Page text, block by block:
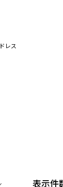
ドレス
表示件